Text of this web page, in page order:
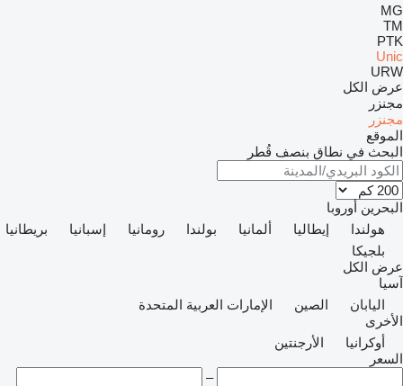
MG
TM
PTK
Unic
URW
عرض الكل
مجنزر
مجنزر
الموقع
البحث في نطاق بنصف قُطر
البحرين أوروبا
هولندا
إيطاليا ألمانيا بولندا رومانيا إسبانيا
بريطانيا
بلجيكا
عرض الكل
آسيا
اليابان
الصين
الإمارات العربية المتحدة
الأخرى
أوكرانيا
الأرجنتين
السعر
–